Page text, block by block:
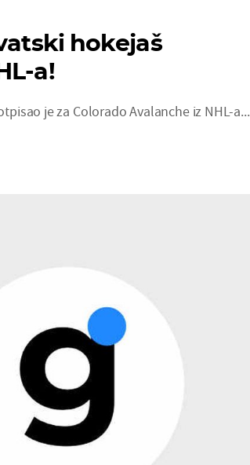
hokejaš
a!
je za Colorado Avalanche iz NHL-a...